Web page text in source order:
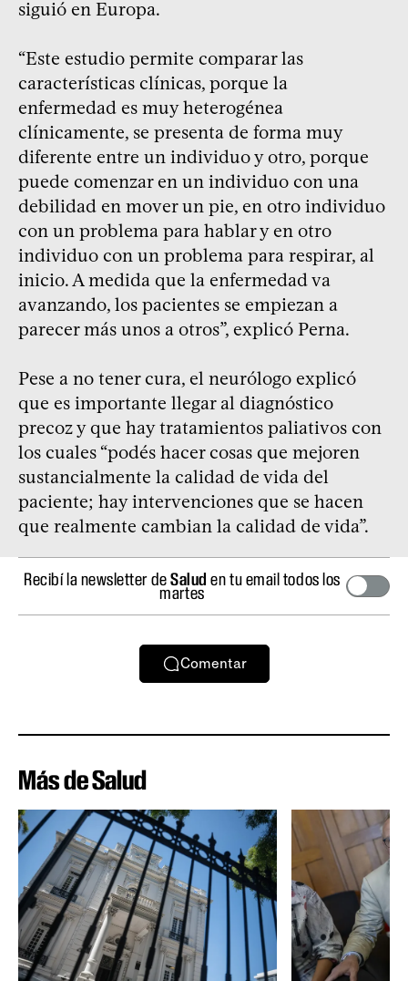
siguió en Europa.
“Este estudio permite comparar las
características clínicas, porque la
enfermedad es muy heterogénea
clínicamente, se presenta de forma muy
diferente entre un individuo y otro, porque
puede comenzar en un individuo con una
debilidad en mover un pie, en otro individuo
con un problema para hablar y en otro
individuo con un problema para respirar, al
inicio. A medida que la enfermedad va
avanzando, los pacientes se empiezan a
parecer más unos a otros”, explicó Perna.
Pese a no tener cura, el neurólogo explicó
que es importante llegar al diagnóstico
precoz y que hay tratamientos paliativos con
los cuales “podés hacer cosas que mejoren
sustancialmente la calidad de vida del
paciente; hay intervenciones que se hacen
que realmente cambian la calidad de vida”.
Recibí la newsletter deSalud en tu email todos los
martes
Comentar
Más de Salud